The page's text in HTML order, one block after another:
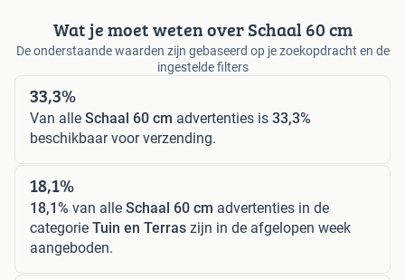
Wat je moet weten over Schaal 60 cm
De onderstaande waarden zijn gebaseerd op je zoekopdracht en de
ingestelde filters
33,3%
Van alle Schaal 60 cm advertenties is 33,3%
beschikbaar voor verzending.
18,1%
18,1% van alle Schaal 60 cm advertenties in de
categorie Tuin en Terras zijn in de afgelopen week
aangeboden.